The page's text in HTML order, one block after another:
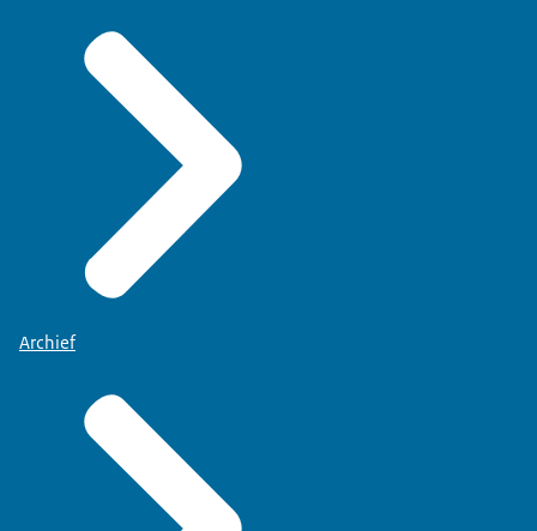
Archief